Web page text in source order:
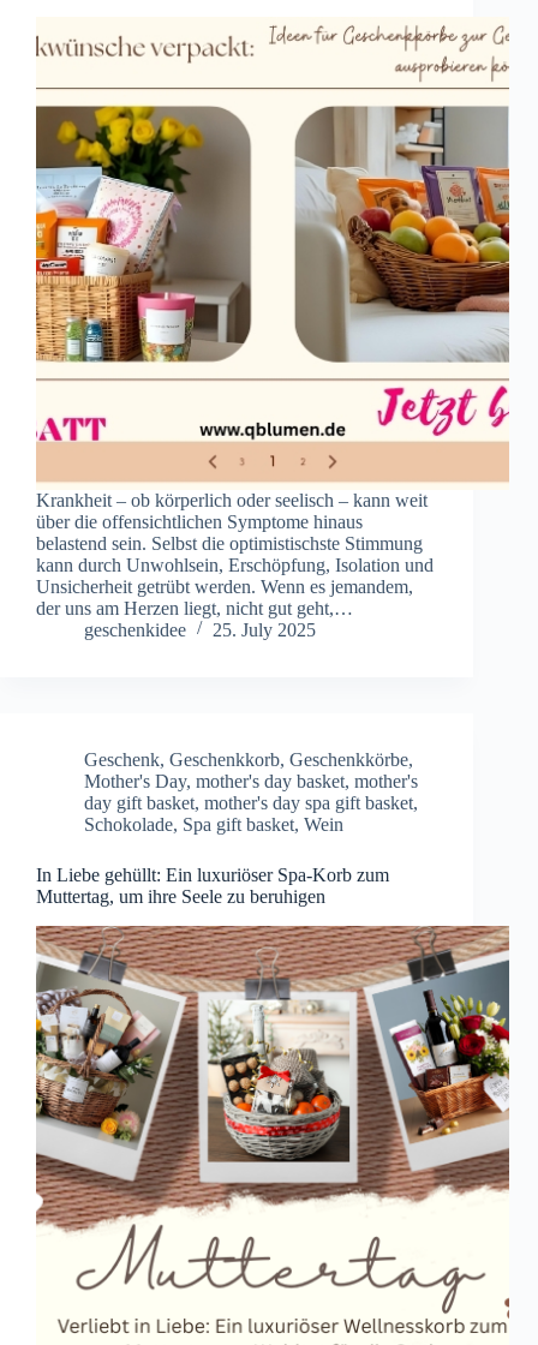
Krankheit – ob körperlich oder seelisch – kann weit
über die offensichtlichen Symptome hinaus
belastend sein. Selbst die optimistischste Stimmung
kann durch Unwohlsein, Erschöpfung, Isolation und
Unsicherheit getrübt werden. Wenn es jemandem,
der uns am Herzen liegt, nicht gut geht,…
geschenkidee
25. July 2025
Geschenk, Geschenkkorb, Geschenkkörbe,
Mother's Day, mother's day basket, mother's
day gift basket, mother's day spa gift basket,
Schokolade, Spa gift basket, Wein
In Liebe gehüllt: Ein luxuriöser Spa-Korb zum
Muttertag, um ihre Seele zu beruhigen